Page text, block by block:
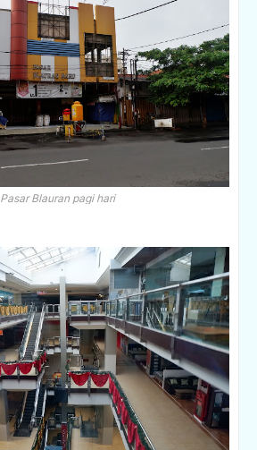
Pasar Blauran pagi hari